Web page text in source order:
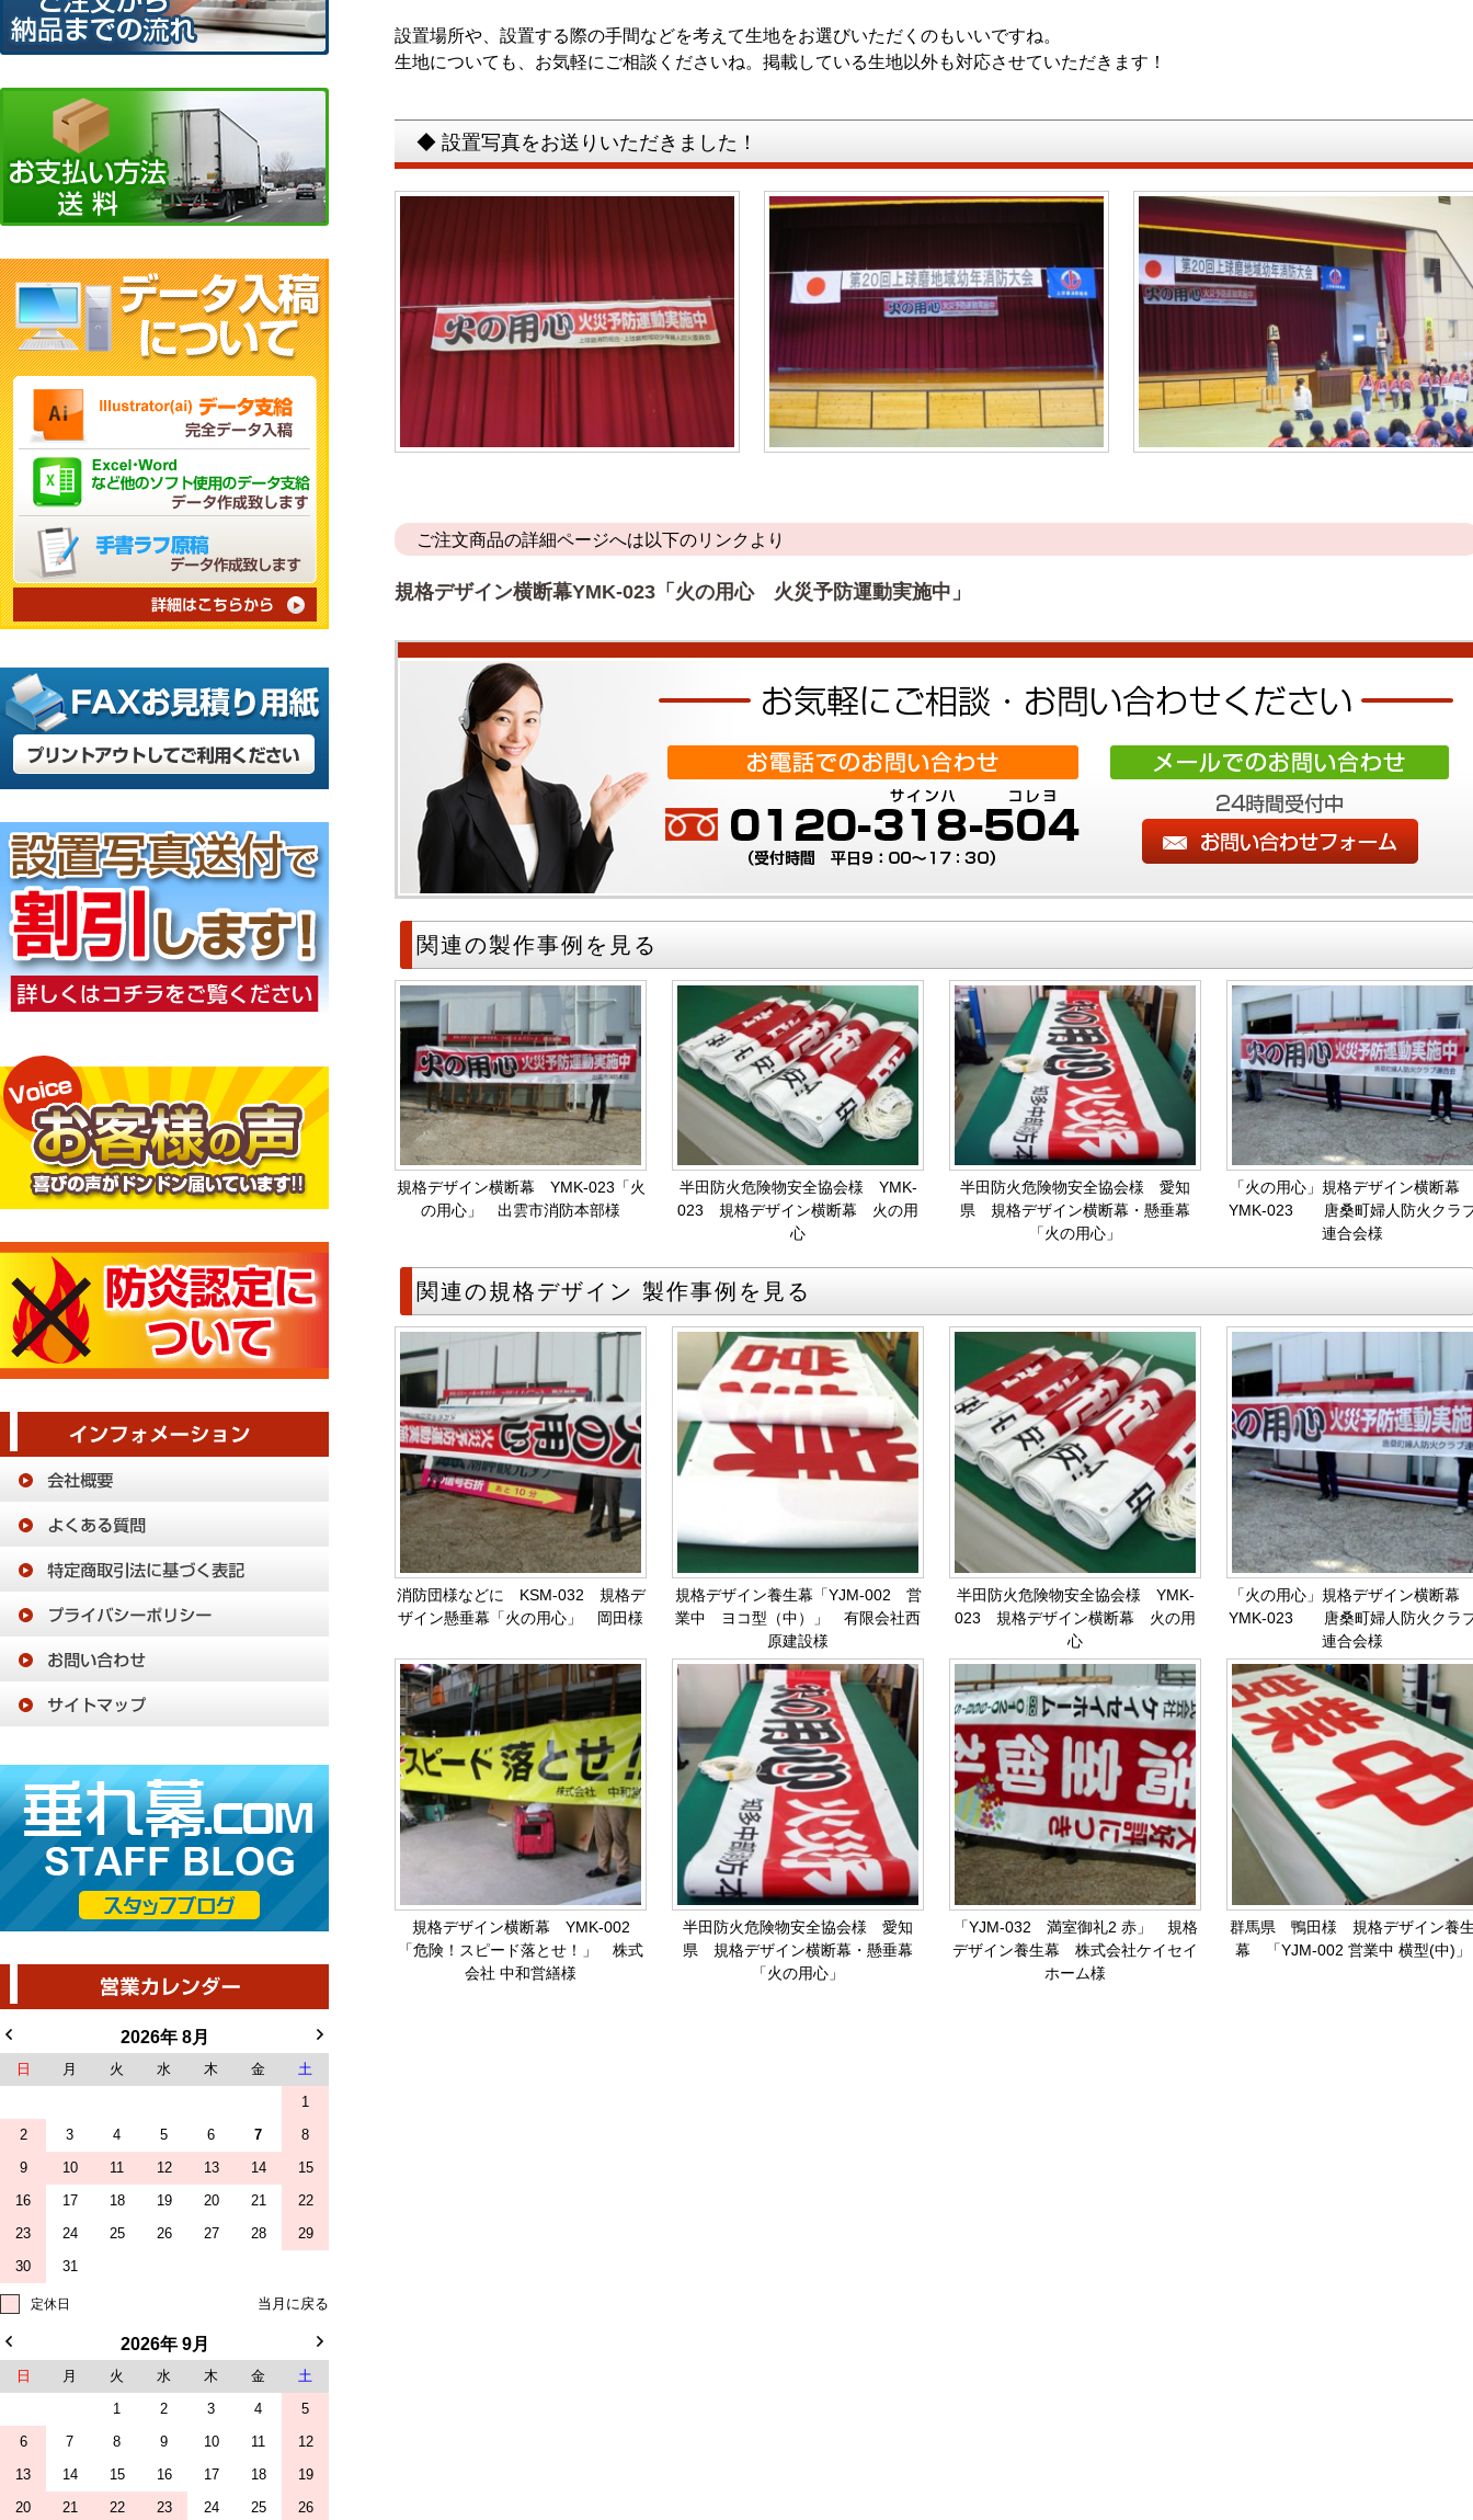
設置場所や、設置する際の手間などを考えて生地をお選びいただくのもいいですね。
生地についても、お気軽にご相談くださいね。掲載している生地以外も対応させていただきます！
◆ 設置写真をお送りいただきました！
ご注文商品の詳細ページへは以下のリンクより
規格デザイン横断幕YMK-023「火の用心 火災予防運動実施中」
関連の製作事例を見る
規格デザイン横断幕 YMK-023「火
の用心」 出雲市消防本部様
半田防火危険物安全協会様 YMK-
023 規格デザイン横断幕 火の用
心
半田防火危険物安全協会様 愛知
県 規格デザイン横断幕・懸垂幕
「火の用心」
「火の用心」規格デザイン横断
YMK-023 唐桑町婦人防火クラ
連合会様
関連の規格デザイン 製作事例を見る
消防団様などに KSM-032 規格デ
ザイン懸垂幕「火の用心」 岡田様
規格デザイン養生幕「YJM-002 営
業中 ヨコ型（中）」 有限会社西
原建設様
半田防火危険物安全協会様 YMK-
023 規格デザイン横断幕 火の用
心
「火の用心」規格デザイン横断
YMK-023 唐桑町婦人防火クラ
連合会様
規格デザイン横断幕 YMK-002
「危険！スピード落とせ！」 株式
会社 中和営繕様
半田防火危険物安全協会様 愛知
県 規格デザイン横断幕・懸垂幕
「火の用心」
「YJM-032 満室御礼2 赤」 規格
デザイン養生幕 株式会社ケイセイ
ホーム様
群馬県 鴨田様 規格デザイン養
幕 「YJM-002 営業中 横型(中)」
2026年 8月
日 月 火 水 木 金
土
1
2
3 4 5 6 7
8
9
10 11 12 13 14
15
16
17 18 19 20 21
22
23
24 25 26 27 28
29
30
31
定休日
2026年 9月
日 月 火 水 木 金
土
1
2 3 4
5
6
7 8 9 10 11
12
13
14 15 16 17 18
19
20
21 22 23 24 25 26